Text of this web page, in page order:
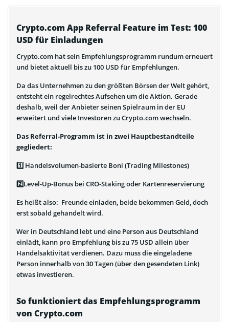
Crypto.com App Referral Feature im Test: 100
USD für Einladungen
Crypto.com hat sein Empfehlungsprogramm rundum erneuert
und bietet aktuell bis zu 100 USD für Empfehlungen.
Da das Unternehmen zu den größten Börsen der Welt gehört,
entsteht ein regelrechtes Aufsehen um die Aktion. Gerade
deshalb, weil der Anbieter seinen Spielraum in der EU
erweitert und viele Investoren zu Crypto.com wechseln.
Das Referral-Programm ist in zwei Hauptbestandteile
gegliedert:
1️⃣ Handelsvolumen-basierte Boni (Trading Milestones)
2️⃣Level-Up-Bonus bei CRO-Staking oder Kartenreservierung
Es heißt also: Freunde einladen, beide bekommen Geld, doch
erst sobald gehandelt wird.
Wer in Deutschland lebt und eine Person aus Deutschland
einlädt, kann pro Empfehlung bis zu 75 USD allein über
Handelsaktivität verdienen. Dazu muss die eingeladene
Person innerhalb von 30 Tagen (über den gesendeten Link)
etwas investieren.
So funktioniert das Empfehlungsprogramm
von Crypto.com